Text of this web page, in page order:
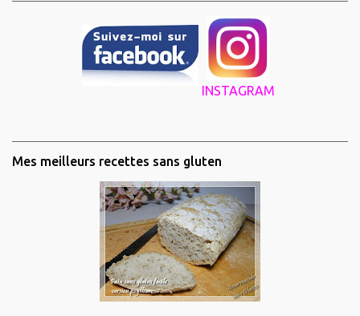
INSTAGRAM
Mes meilleurs recettes sans gluten